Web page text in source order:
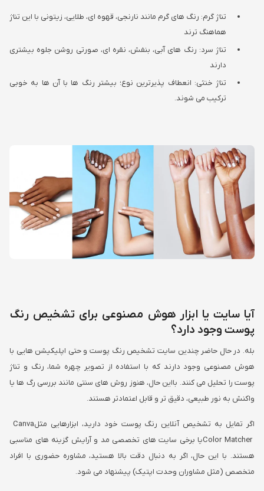
تناژ گرم: رنگ های گرم مانند نارنجی، قهوه ای، طلایی، زیتونی با این تناژ
هماهنگ ترند
تناژ سرد: رنگ های آبی، بنفش، نقره ای، صورتی روشن جلوه بیشتری
دارند
تناژ خنثی: انعطاف پذیرترین نوع؛ بیشتر رنگ ها با آن ها به خوبی
ترکیب می شوند.
آیا سایت یا ابزار هوش مصنوعی برای تشخیص رنگ
پوست وجود دارد؟
بله. در حال حاضر چندین سایت تشخیص رنگ پوست و حتی اپلیکیشن هایی با
هوش مصنوعی وجود دارند که با استفاده از تصویر چهره شما، رنگ و تناژ
پوست را تحلیل می کنند. بااین حال، هنوز روش های سنتی مانند بررسی رگ ها یا
واکنش به نور طبیعی، دقیق تر و قابل اعتمادتر هستند.
اگر تمایل به تشخیص آنلاین رنگ پوست خود دارید، ابزارهایی مثلCanva
Color Matcherیا برخی سایت های تخصصی مد و آرایش گزینه های مناسبی
هستند. با این حال، اگر به دنبال دقت بالا هستید، مشاوره حضوری با افراد
متخصص (مثل مشاوران وحدت اپتیک) پیشنهاد می شود.